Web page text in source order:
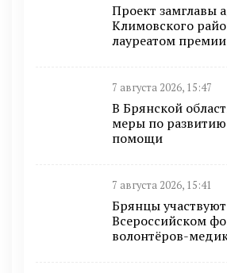
Проект замглавы
Климовского
лауреатом
7 августа 2026, 15:47
В Брянской
меры по
помощи
7 августа 2026, 15:41
Брянцы
Всероссийском
волонтёров-